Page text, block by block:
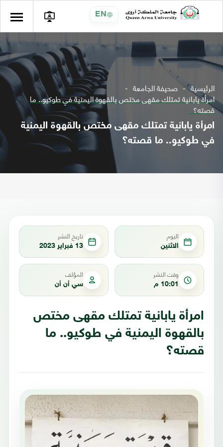
EN
الرئيسية صحيفة الجامعة
امرأة يابانية تمتلك مقهى مختص بالقهوة اليمنية في طوكيو.. ما
قصته؟
امرأة يابانية تمتلك مقهى مختص بالقهوة اليمنية
في طوكيو.. ما قصته؟
اليوم
الاثنين
تاريخ النشر
13 فبراير 2023
وقت النشر
10:01 م
المؤلف
سي أن أن
امرأة يابانية تمتلك مقهى مختص
بالقهوة اليمنية في طوكيو.. ما
قصته؟